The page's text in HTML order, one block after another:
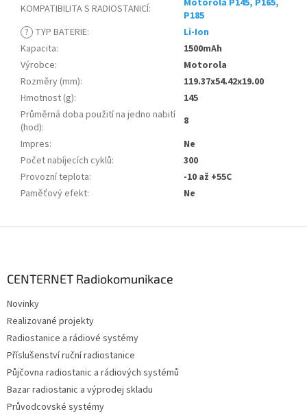
KOMPATIBILITA S RADIOSTANICÍ:
P185
? TYP BATERIE:
Li-Ion
Kapacita:
1500mAh
Výrobce:
Motorola
Rozměry (mm):
119.37x54.42x19.00
Hmotnost (g):
145
Průměrná doba použití na jedno nabití
(hod):
8
Impres:
Ne
Počet nabíjecích cyklů:
300
Provozní teplota:
-10 až +55C
Paměťový efekt: Ne
CENTERNET Radiokomunikace
Novinky
Realizované projekty
Radiostanice a rádiové systémy
Příslušenství ruční radiostanice
Půjčovna radiostanic a rádiových systémů
Bazar radiostanic a výprodej skladu
Průvodcovské systémy